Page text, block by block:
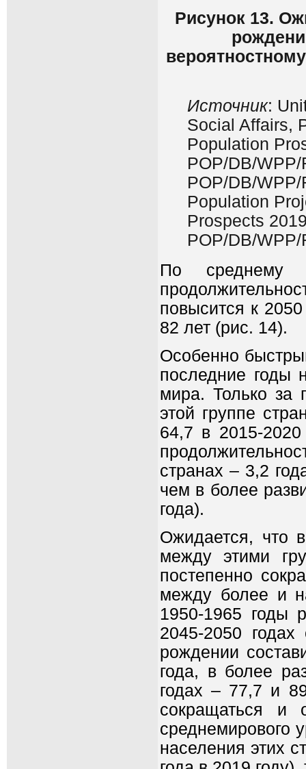
Рисунок 13.
Источник:
Social Affairs,
Population
POP/DB/
POP/DB/
Population
Prospects
POP/DB/
По среднему
повысится к
82 лет (рис. 14).
Особенно
последние годы
мира. Только за
этой группе
64,7 в 2015-
странах – 3,2
чем в более
года).
Ожидается, что
между этими
постепенно
между более и
1950-1965 годы
2045-2050
рождении
года, в более
годах – 77,7 и
сокращаться и
среднемирового
населения этих